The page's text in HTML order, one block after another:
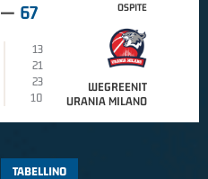
— 67
13
21
23
10
OSPITE
WEGREENIT
URANIA MILANO
TABELLINO